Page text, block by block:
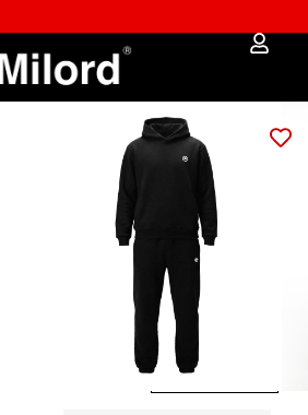
✔︎ Spedizione e reso gratuiti da €100
Tuta unisex Milord
logo (black)
€ 67,15€
GUIDA ALLA TAGLIA
Veste regolare
unisex a taglio
dritto,
confortevole e
adatta a tutte le
fisicità